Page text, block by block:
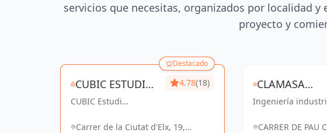
servicios que necesitas, organizados por localidad
proyecto y
Destacado
CUBIC ESTUDI
D'ENGINYERIA
S.L.
CUBIC Estudi
14 años brindando
4.78(18)
Carrer de la Ciutat d'Elx, 19,
CLAMASA
INGENIERÍA
INDUSTRIAL Y
Ingeniería
Soluciones
CARRER DE PAU